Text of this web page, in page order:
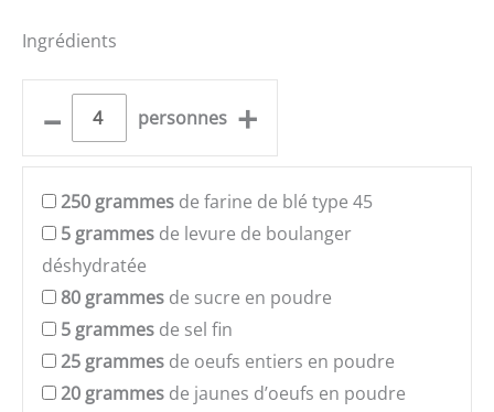
Ingrédients
– personnes +
250 grammes de farine de blé type 45
5 grammes de levure de boulanger
déshydratée
80 grammes de sucre en poudre
5 grammes de sel fin
25 grammes de oeufs entiers en poudre
20 grammes de jaunes d’oeufs en poudre